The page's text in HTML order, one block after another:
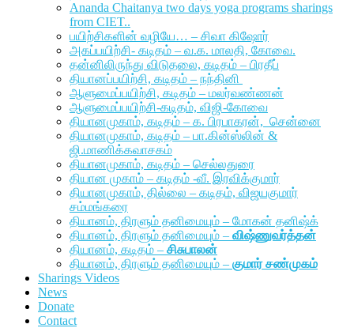
Ananda Chaitanya two days yoga programs sharings
from CIET..
பயிற்சிகளின் வழியே… – சிவா கிஷோர்
அகப்பயிற்சி- கடிதம் – வ.க. மாலதி, கோவை.
தன்னிலிருந்து விடுதலை, கடிதம் – பிரதீப்
தியானப்பயிற்சி, கடிதம் – நந்தினி
ஆளுமைப்பயிற்சி, கடிதம் – மலர்வண்ணன்
ஆளுமைப்பயிற்சி-கடிதம், விஜி-கோவை
தியானமுகாம், கடிதம் – க. பிரபாகரன், சென்னை
தியானமுகாம், கடிதம் – பா.கின்ஸ்லின் &
ஜி.மாணிக்கவாசகம்
தியானமுகாம், கடிதம் – செல்லதுரை
தியான முகாம் – கடிதம் -வீ. இரவிக்குமார்
தியானமுகாம், தில்லை – கடிதம், விஜயகுமார்
சம்மங்கரை
தியானம், திரளும் தனிமையும் – மோகன் தனிஷ்க்
தியானம், திரளும் தனிமையும் – விஷ்ணுவர்த்தன்
தியானம், கடிதம் – சிசுபாலன்
தியானம், திரளும் தனிமையும் – குமார் சண்முகம்
Sharings Videos
News
Donate
Contact